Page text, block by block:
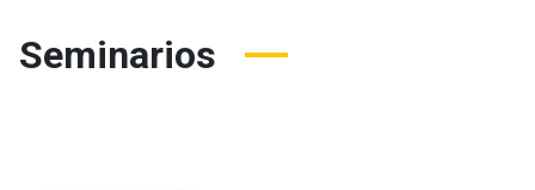
Seminarios